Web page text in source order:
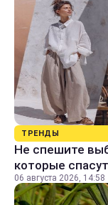
ТРЕНДЫ
Не спешите
которые
06 августа 2026, 14:58